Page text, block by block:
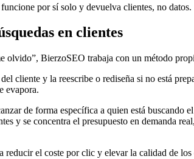
por sí solo y devuelva clientes, no datos.
en clientes
BierzoSEO trabaja con un método
cliente y la reescribe o rediseña si no está
evapora.
de forma específica a quien está buscando
y se concentra el presupuesto en demanda
reducir el coste por clic y elevar la calidad de